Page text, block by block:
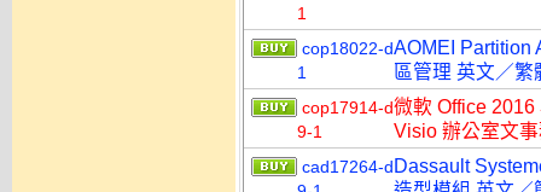
1
cop18022-d
1
AOMEI Partition
區管理 英文／繁
cop17914-d
9-1
微軟 Office
Visio 辦公室文
cad17264-dDassault